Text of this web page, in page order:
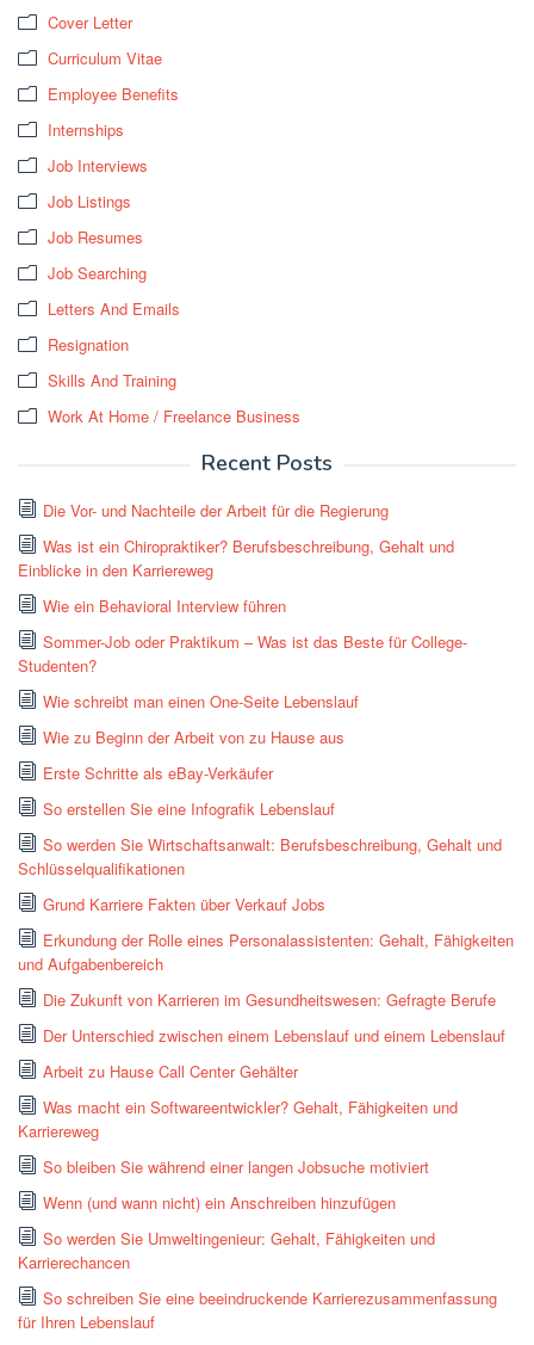
Cover Letter
Curriculum Vitae
Employee Benefits
Internships
Job Interviews
Job Listings
Job Resumes
Job Searching
Letters And Emails
Resignation
Skills And Training
Work At Home / Freelance Business
Recent Posts
Die Vor- und Nachteile der Arbeit für die Regierung
Was ist ein Chiropraktiker? Berufsbeschreibung, Gehalt und
Einblicke in den Karriereweg
Wie ein Behavioral Interview führen
Sommer-Job oder Praktikum – Was ist das Beste für College-
Studenten?
Wie schreibt man einen One-Seite Lebenslauf
Wie zu Beginn der Arbeit von zu Hause aus
Erste Schritte als eBay-Verkäufer
So erstellen Sie eine Infografik Lebenslauf
So werden Sie Wirtschaftsanwalt: Berufsbeschreibung, Gehalt und
Schlüsselqualifikationen
Grund Karriere Fakten über Verkauf Jobs
Erkundung der Rolle eines Personalassistenten: Gehalt, Fähigkeiten
und Aufgabenbereich
Die Zukunft von Karrieren im Gesundheitswesen: Gefragte Berufe
Der Unterschied zwischen einem Lebenslauf und einem Lebenslauf
Arbeit zu Hause Call Center Gehälter
Was macht ein Softwareentwickler? Gehalt, Fähigkeiten und
Karriereweg
So bleiben Sie während einer langen Jobsuche motiviert
Wenn (und wann nicht) ein Anschreiben hinzufügen
So werden Sie Umweltingenieur: Gehalt, Fähigkeiten und
Karrierechancen
So schreiben Sie eine beeindruckende Karrierezusammenfassung
für Ihren Lebenslauf